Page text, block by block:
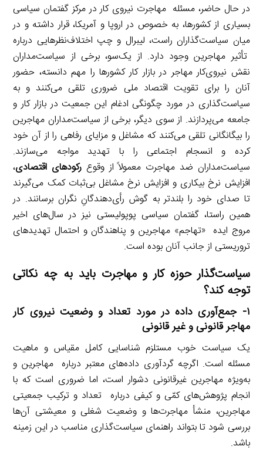
در حال حاضر، مسئله مهاجرت نیروی کار در مرکز گفتمان سیاسی
بسیاری از کشورها،‌ به خصوص در اروپا و آمریکا، قرار داشته و در
میان سیاست‌گذاران راست،‌ لیبرال و چپ اختلاف‌نظرهایی درباره
تأثیر مهاجرین وجود دارد. از یک‌سو، برخی از سیاست‌مداران
نقش نیروی‌کار مهاجر در بازار کار کشورها را مهم دانسته، حضور
آنان را برای تقویت اقتصاد ملی ضروری تلقی می‌کنند و به
سیاست‌گذاری در مورد چگونگی ادغام این جمعیت در بازار کار و
جامعه می‌پردازند. از سوی دیگر، برخی از سیاست‌مداران مهاجرین
را بیگانگانی تلقی می‌کنند که مشاغل و مزایای رفاهی را از آن خود
کرده و انسجام اجتماعی را با تهدید مواجه می‌سازند.
سیاست‌مداران ضد مهاجرت معمولاً از وقوع رکود‌های اقتصادی،
افزایش نرخ بیکاری و افزایش نرخ مشاغل بی‌ثبات کمک می‌گیرند
تا صدای خود را بلندتر به گوش رأی‌دهندگانِ نگران برسانند. در
همین راستا، گفتمان سیاسی پوپولیستی نیز در سال‌های اخیر
مروج ایده «تهاجم» مهاجرین و پناهندگان و احتمال تهدیدهای
تروریستی از جانب آنان بوده است.
سیاست‌گذار حوزه کار و مهاجرت باید به چه نکاتی
توجه کند؟
۱- جمع‌آوری داده در مورد تعداد و وضعیت نیروی کار
مهاجر قانونی و غیر قانونی
یک سیاست خوب مستلزم شناسایی کامل مقیاس و ماهیت
مسئله است. اگرچه گردآوری داده‌های معتبر درباره مهاجرین و
به‌ویژه مهاجرین غیرقانونی دشوار است، اما ضروری است که با
انجام پژوهش‌های کمّی و کیفی درباره تعداد و ترکیب جمعیتی
مهاجرین، منشأ مهاجرت‌ها و وضعیت شغلی و معیشتی آن‌ها
بررسی شود تا بتواند راهنمای سیاست‌گذاری مناسب در این زمینه
باشد.